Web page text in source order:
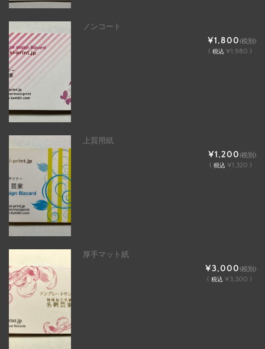
ノンコート
¥1,800(税別)
( 税込 ¥1,980 )
上質用紙
¥1,200(税別)
( 税込 ¥1,320 )
厚手マット紙
¥3,000(税別)
( 税込 ¥3,300 )